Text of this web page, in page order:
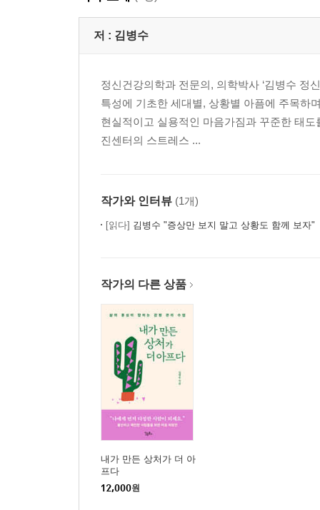
저 : 김병수
정신건강의학과 전문의, 의학박사 ‘김병수 정
특성에 기초한 세대별, 상황별 아픔에 주목하
현실적이고 실용적인 마음가짐과 꾸준한 태
진센터의 스트레스 ...
작가와 인터뷰 (1개)
[읽다] 김병수 "증상만 보지 말고 상황도 함께 보자"
작가의 다른 상품
내가 만든 상처가 더 아
프다
12,000원